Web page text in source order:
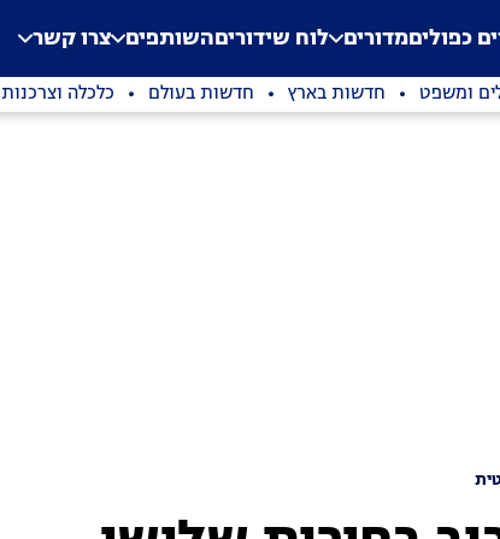
Application error: a
. כפוליםמדורים לוח שידוריםהשותפים צרו קשר
ומשפט חדשות בארץ חדשות בעולם כלכלה וצרכנות